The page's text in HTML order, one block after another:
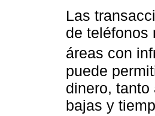
Las
de teléfonos
áreas con
puede
dinero,
bajas y